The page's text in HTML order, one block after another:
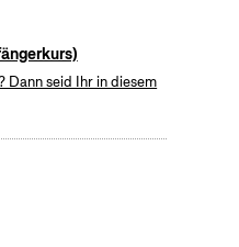
Dann seid Ihr in diesem